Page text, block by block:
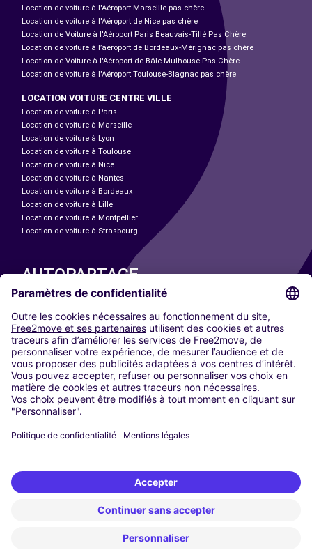
Location de voiture à l'Aéroport Marseille pas chère
Location de voiture à l'Aéroport de Nice pas chère
Location de Voiture à l'Aéroport Paris Beauvais-Tillé Pas Chère
Location de voiture à l’aéroport de Bordeaux-Mérignac pas chère
Location de Voiture à l'Aéroport de Bâle-Mulhouse Pas Chère
Location de voiture à l'Aéroport Toulouse-Blagnac pas chère
LOCATION VOITURE CENTRE VILLE
Location de voiture à Paris
Location de voiture à Marseille
Location de voiture à Lyon
Location de voiture à Toulouse
Location de voiture à Nice
Location de voiture à Nantes
Location de voiture à Bordeaux
Location de voiture à Lille
Location de voiture à Montpellier
Location de voiture à Strasbourg
AUTOPARTAGE
Paris
Madrid
Washington DC
Milan
Rome
Turin
Vienne
Berlin
Düsseldorf